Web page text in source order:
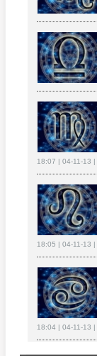
18:07 | 04-11-13 |
18:05 | 04-11-13 |
18:04 | 04-11-13 |